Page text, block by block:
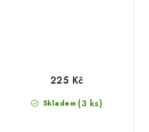
Skladem (3 ks)
225 Kč